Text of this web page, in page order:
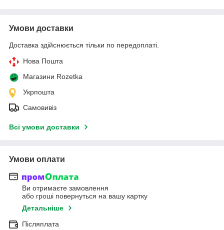
Умови доставки
Доставка здійснюється тільки по передоплаті.
Нова Пошта
Магазини Rozetka
Укрпошта
Самовивіз
Всі умови доставки
Умови оплати
Ви отримаєте замовлення
або гроші повернуться на вашу картку
Детальніше
Післяплата